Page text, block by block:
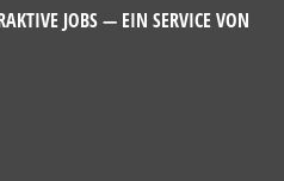
JOBS — EIN SERVICE VON